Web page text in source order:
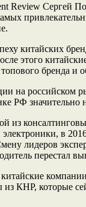
Review Сергей
китайских
этого
бренда и
на российском
РФ значительно
из
электроники, в
лидеров
перестал
КНР, которые